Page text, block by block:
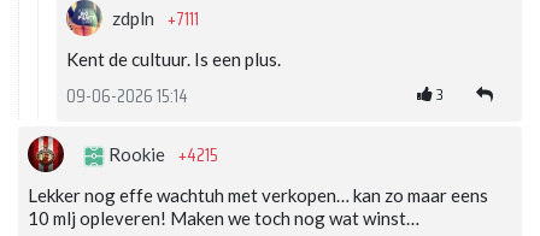
zdpln +7111
Kent de cultuur. Is een plus.
09-06-2026 15:14 3
Rookie +4215
Lekker nog effe wachtuh met verkopen… kan zo maar eens
10 mlj opleveren! Maken we toch nog wat winst…